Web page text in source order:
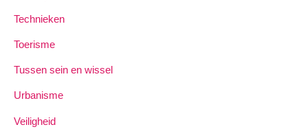
Technieken
Toerisme
Tussen sein en wissel
Urbanisme
Veiligheid